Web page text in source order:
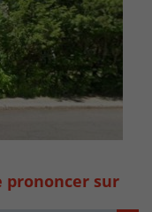
prononcer sur